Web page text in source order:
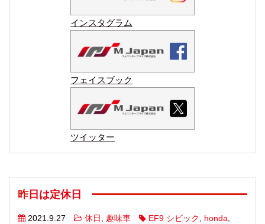
インスタグラム
フェイスブック
ツイッター
昨日は定休日
2021.9.27 休日 , 趣味車 EF9 シビック , honda,